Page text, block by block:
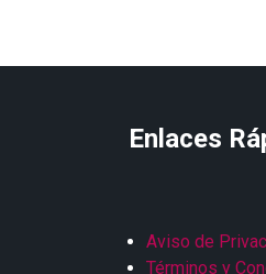
Enlaces
Aviso de
Términos y